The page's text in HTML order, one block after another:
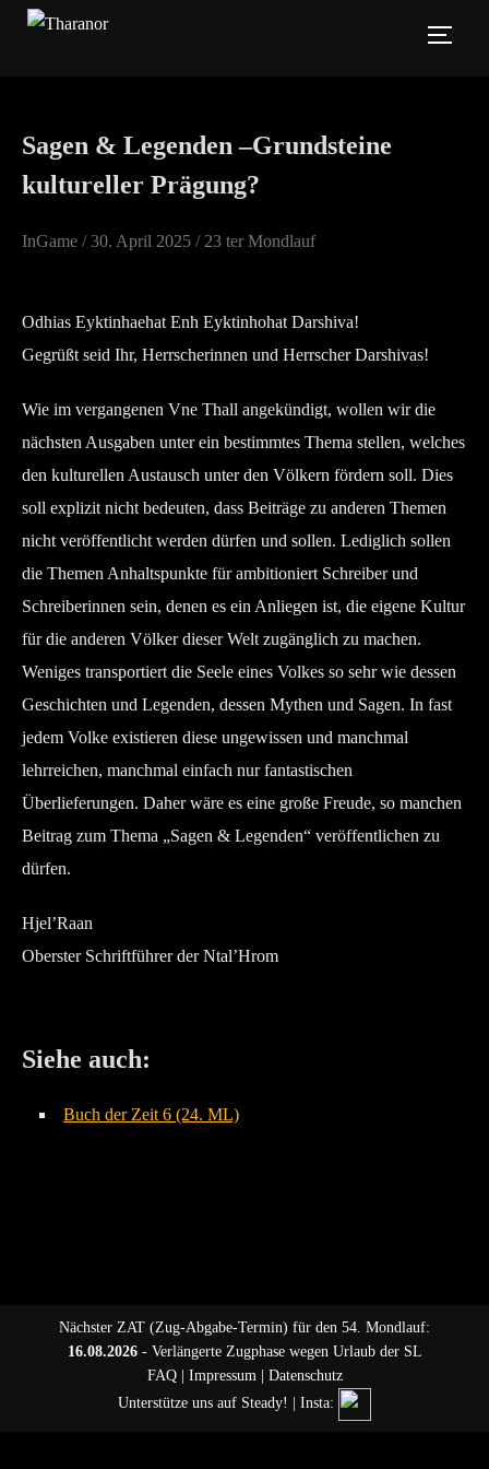
Zum
Sagen & Legenden –Grundsteine
kultureller Prägung?
InGame / Veröffentlicht
30. April 2025 / 23 ter Mondlauf
Odhias Eyktinhaehat Enh Eyktinhohat Darshiva!
Gegrüßt seid Ihr, Herrscherinnen und Herrscher Darshivas!
Wie im vergangenen Vne Thall angekündigt, wollen wir die
nächsten Ausgaben unter ein bestimmtes Thema stellen, welches
den kulturellen Austausch unter den Völkern fördern soll. Dies
soll explizit nicht bedeuten, dass Beiträge zu anderen Themen
nicht veröffentlicht werden dürfen und sollen. Lediglich sollen
die Themen Anhaltspunkte für ambitioniert Schreiber und
Schreiberinnen sein, denen es ein Anliegen ist, die eigene Kultur
für die anderen Völker dieser Welt zugänglich zu machen.
Weniges transportiert die Seele eines Volkes so sehr wie dessen
Geschichten und Legenden, dessen Mythen und Sagen. In fast
jedem Volke existieren diese ungewissen und manchmal
lehrreichen, manchmal einfach nur fantastischen
Überlieferungen. Daher wäre es eine große Freude, so manchen
Beitrag zum Thema „Sagen & Legenden“ veröffentlichen zu
dürfen.
Hjel’Raan
Oberster Schriftführer der Ntal’Hrom
Siehe auch:
Buch der Zeit 6 (24. ML)
Nächster ZAT (Zug-Abgabe-Termin) für den 54. Mondlauf:
16.08.2026- Verlängerte Zugphase wegen Urlaub der SL
FAQ| Impressum| Datenschutz
Unterstütze uns auf Steady!
| Insta: